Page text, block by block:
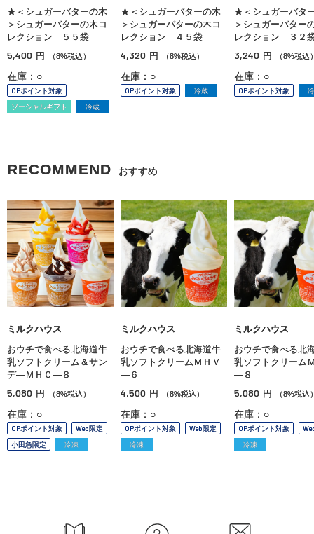
★＜シュガーバターの木
＞シュガーバターの木コ
レクション ５５袋
5,400 円 （8%税込）
在庫：○
OPポイント対象
ソーシャルギフト
冷蔵
★＜シュガーバターの木
＞シュガーバターの木コ
レクション ４５袋
4,320 円 （8%税込）
在庫：○
OPポイント対象 冷蔵
★＜シュガーバタ
＞シュガーバター
レクション ３２
3,240 円 （8%税込
在庫：○
OPポイント対象
RECOMMEND おすすめ
ミルクハウス
おウチで食べる北海道牛
乳ソフトクリーム＆サン
デ—ＭＨＣ—８
5,080 円 （8%税込）
在庫：○
OPポイント対象
Web限定
小田急限定
冷凍
ミルクハウス
おウチで食べる北海道牛
乳ソフトクリームＭＨＶ
—６
4,500 円 （8%税込）
在庫：○
OPポイント対象
Web限定
冷凍
ミルクハウス
おウチで食べる北
乳ソフトクリーム
—８
5,080 円 （8%税込
在庫：○
OPポイント対象
冷凍